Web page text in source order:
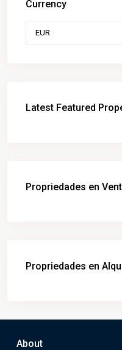
Currency
EUR
Latest Featured
Propriedades en
Propriedades en
About